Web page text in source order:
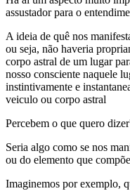
assustador para o
A ideia de quê nos
ou seja, não haveria
corpo astral de um lugar
nosso consciente naquele
instintivamente e
veiculo ou corpo astral
Percebem o que quero
Seria algo como se nos
ou do elemento que
Imaginemos por exemplo,